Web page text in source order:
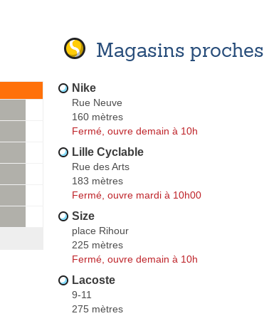
Magasins proches
Nike
Rue Neuve
160 mètres
Fermé, ouvre demain à 10h
Lille Cyclable
Rue des Arts
183 mètres
Fermé, ouvre mardi à 10h00
Size
place Rihour
225 mètres
Fermé, ouvre demain à 10h
Lacoste
9-11
275 mètres